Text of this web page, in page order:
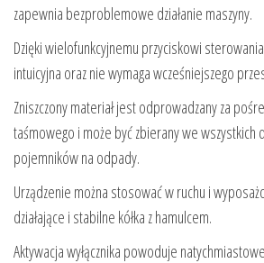
zapewnia bezproblemowe działanie maszyny.
Dzięki wielofunkcyjnemu przyciskowi
intuicyjna oraz nie wymaga wcześniejszego
Zniszczony materiał jest odprowadzany za
taśmowego i może być zbierany we wszystkich
pojemników na odpady.
Urządzenie można stosować w ruchu i
działające i stabilne kółka z hamulcem.
Aktywacja wyłącznika powoduje